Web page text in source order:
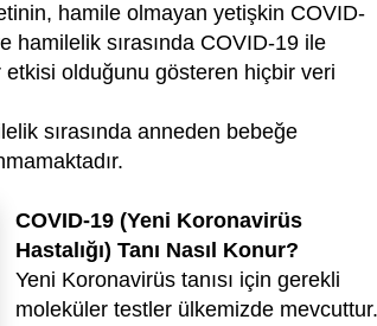
hamile olmayan yetişkin COVID-
hamilelik sırasında COVID-19 ile
olduğunu gösteren hiçbir veri
sırasında anneden bebeğe
COVID-19 (Yeni Koronavirüs
Hastalığı) Tanı Nasıl Konur?
Yeni Koronavirüs tanısı için gerekli
moleküler testler ülkemizde mevcuttur.